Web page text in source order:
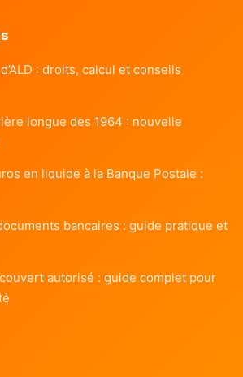
: droits, calcul et conseils
longue des 1964 : nouvelle
en liquide à la Banque Postale :
bancaires : guide pratique et
autorisé : guide complet pour